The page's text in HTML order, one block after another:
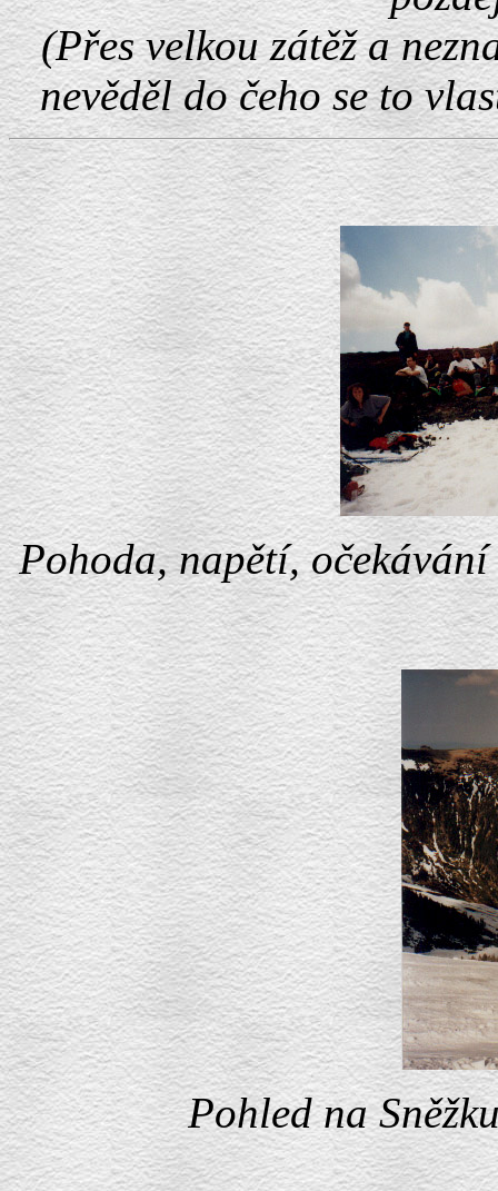
(Přes velkou zátěž a
nevěděl do čeho se to
Pohoda, napětí,
Pohled na